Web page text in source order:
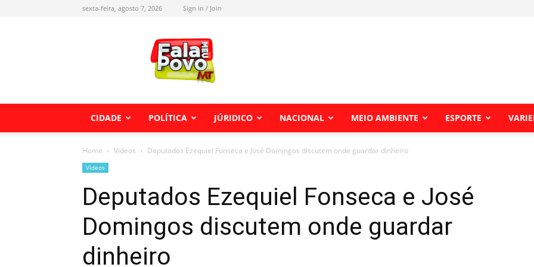
sexta-feira, agosto 7, 2026 Sign in / Join
Fala
meu
Povo
MT
CIDADE POLÍTICA JÚRIDICO NACIONAL MEIO AMBIENTE ESPORTE
Home Videos Deputados Ezequiel Fonseca e José Domingos discutem onde guardar dinheiro
Videos
Deputados Ezequiel Fonseca e José
Domingos discutem onde guardar
dinheiro